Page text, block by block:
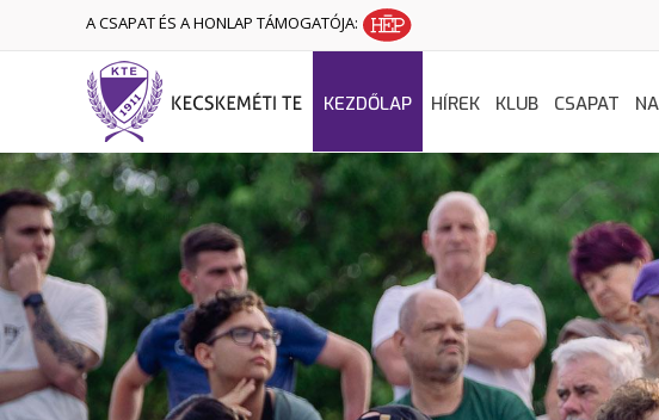
A CSAPAT ÉS A HONLAP TÁMOGATÓJA:
KEZDŐLAP HÍREK KLUB CSAPAT